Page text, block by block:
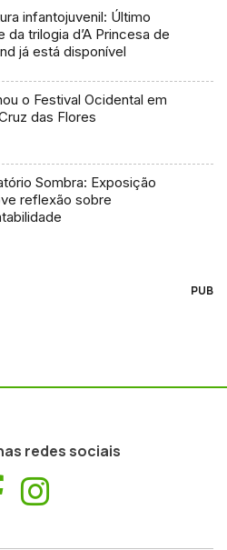
infantojuvenil: Último
da trilogia d’A Princesa de
já está disponível
o Festival Ocidental em
das Flores
Sombra: Exposição
reflexão sobre
PUB
redes sociais
Facebook